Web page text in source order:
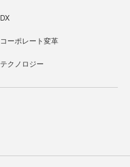
DX
コーポレート変革
テクノロジー